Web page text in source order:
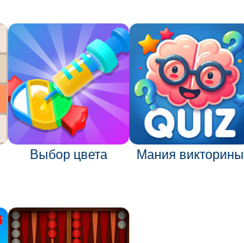
Выбор цвета Мания викторины